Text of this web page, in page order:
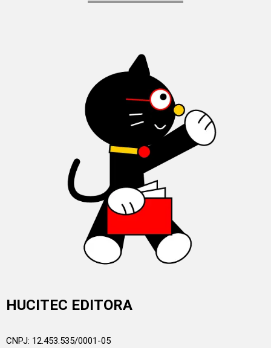
HUCITEC EDITORA
CNPJ: 12.453.535/0001-05